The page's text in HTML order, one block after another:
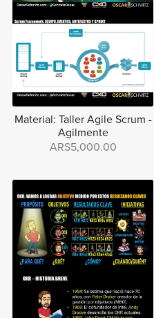
Material: Taller Agile Scrum -
Agilmente
ARS5,000.00